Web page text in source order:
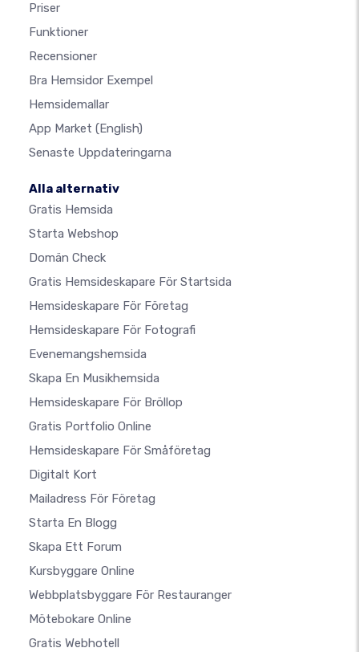
Priser
Funktioner
Recensioner
Bra Hemsidor Exempel
Hemsidemallar
App Market (English)
Senaste Uppdateringarna
Alla alternativ
Gratis Hemsida
Starta Webshop
Domän Check
Gratis Hemsideskapare För Startsida
Hemsideskapare För Företag
Hemsideskapare För Fotografi
Evenemangshemsida
Skapa En Musikhemsida
Hemsideskapare För Bröllop
Gratis Portfolio Online
Hemsideskapare För Småföretag
Digitalt Kort
Mailadress För Företag
Starta En Blogg
Skapa Ett Forum
Kursbyggare Online
Webbplatsbyggare För Restauranger
Mötebokare Online
Gratis Webhotell